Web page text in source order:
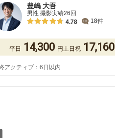
豊嶋 大吾
男性 撮影実績26回
4.78
18件
平日 14,300 円土日祝 17,160
アクティブ：6日以内